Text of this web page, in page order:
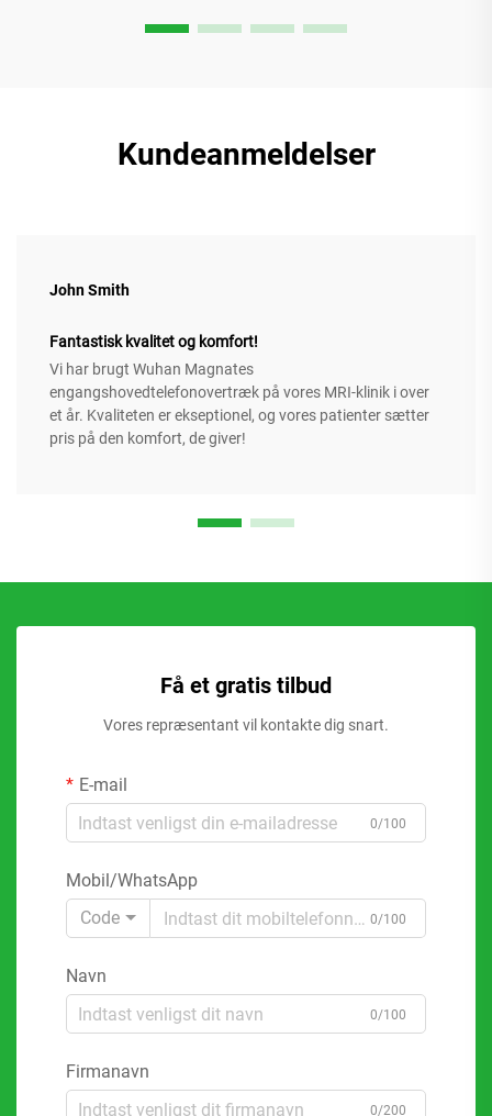
Kundeanmeldelser
John Smith
Fantastisk kvalitet og komfort!
Vi har brugt Wuhan Magnates
engangshovedtelefonovertræk på vores MRI-klinik i over
et år. Kvaliteten er ekseptionel, og vores patienter sætter
pris på den komfort, de giver!
Få et gratis tilbud
Vores repræsentant vil kontakte dig snart.
E-mail
0/100
Mobil/WhatsApp
Code
0/100
Navn
0/100
Firmanavn
0/200